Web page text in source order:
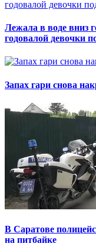
Лежала в воде вниз
годовалой девочки
Запах гари снова
В Саратове
на питбайке